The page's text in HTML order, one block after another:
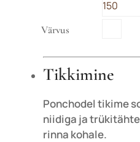
150
Värvus
Tikkimine
Ponchodel tikime
niidiga ja
rinna kohale.